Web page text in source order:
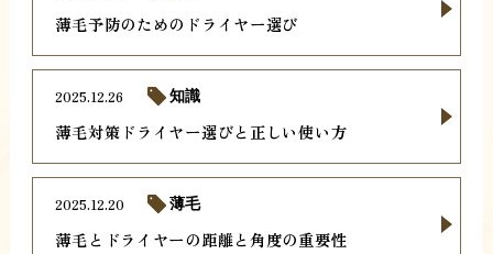
薄毛予防のためのドライヤー選び
薄毛対策ドライヤー選びと正しい使い方
2025.12.26 知識
薄毛とドライヤーの距離と角度の重要性
2025.12.20 薄毛